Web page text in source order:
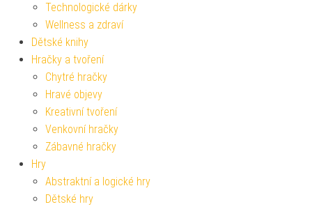
Technologické dárky
Wellness a zdraví
Dětské knihy
Hračky a tvoření
Chytré hračky
Hravé objevy
Kreativní tvoření
Venkovní hračky
Zábavné hračky
Hry
Abstraktní a logické hry
Dětské hry